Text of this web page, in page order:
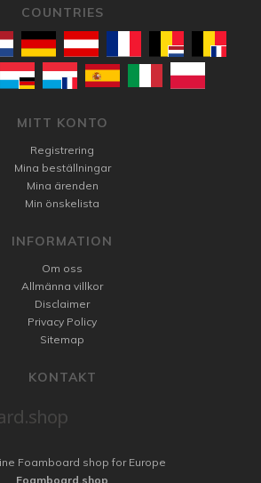
COUNTRIES
MITT KONTO
Registrering
Mina beställningar
Mina ärenden
Min önskelista
INFORMATION
Om oss
Allmänna villkor
Disclaimer
Privacy Policy
Sitemap
KONTAKT
Foamboard shop for Europe
Foamboard.shop